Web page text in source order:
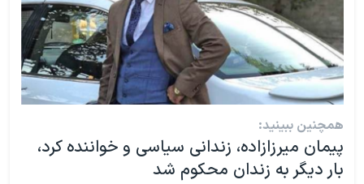
همچنین ببینید:
پیمان میرزازاده، زندانی سیاسی و خواننده کرد،
بار دیگر به زندان محکوم شد